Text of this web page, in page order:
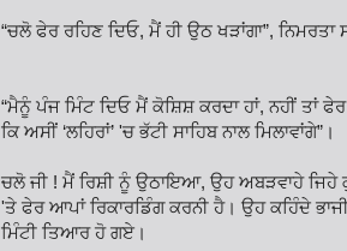
“ਚਲੋ ਫੇਰ ਰਹਿਣ ਦਿਓ, ਮੈਂ ਹੀ ਉਠ ਖੜਾਂਗਾ”, ਨਿਮਰਤਾ
“ਮੈਨੂੰ ਪੰਜ ਮਿੰਟ ਦਿਓ ਮੈਂ ਕੋਸ਼ਿਸ਼ ਕਰਦਾ ਹਾਂ, ਨਹੀਂ ਤਾਂ
ਕਿ ਅਸੀਂ ‘ਲਹਿਰਾਂ’ 'ਚ ਭੱਟੀ ਸਾਹਿਬ ਨਾਲ ਮਿਲਾਵਾਂਗੇ”।
ਚਲੋ ਜੀ ! ਮੈਂ ਰਿਸ਼ੀ ਨੂੰ ਉਠਾਇਆ, ਉਹ ਅਬੜਵਾਹੇ ਜਿਹੇ
'ਤੇ ਫੇਰ ਆਪਾਂ ਰਿਕਾਰਡਿੰਗ ਕਰਨੀ ਹੈ। ਉਹ ਕਹਿੰਦੇ
ਮਿੰਟੀ ਤਿਆਰ ਹੋ ਗਏ।